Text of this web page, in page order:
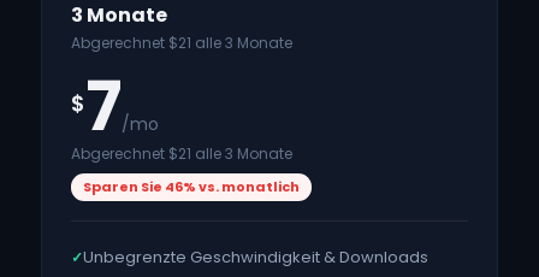
3 Monate
Abgerechnet $21 alle 3 Monate
$7/mo
Abgerechnet $21 alle 3 Monate
Sparen Sie 46% vs. monatlich
✓Unbegrenzte Geschwindigkeit & Downloads